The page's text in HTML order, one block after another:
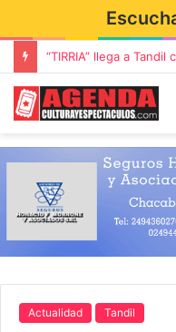
Actualidad Tandil